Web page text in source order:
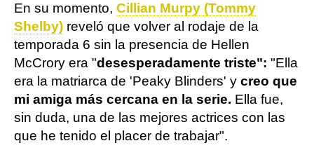
En su momento, Cillian Murpy (Tommy
Shelby) reveló que volver al rodaje de la
temporada 6 sin la presencia de Hellen
McCrory era "desesperadamente triste": "Ella
era la matriarca de 'Peaky Blinders' y creo que
mi amiga más cercana en la serie. Ella fue,
sin duda, una de las mejores actrices con las
que he tenido el placer de trabajar".